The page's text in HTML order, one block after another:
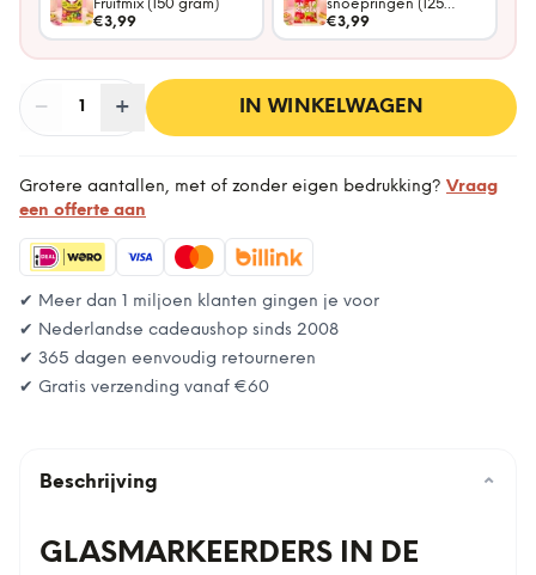
Fruitmix (150 gram)
€3,99
snoepringen (125
gram)
€3,99
− Aantal
1 + IN WINKELWAGEN
Grotere aantallen, met of zonder eigen bedrukking? Vraag
een offerte aan
✔ Meer dan 1 miljoen klanten gingen je voor
✔ Nederlandse cadeaushop sinds 2008
✔ 365 dagen eenvoudig retourneren
✔ Gratis verzending vanaf €60
Beschrijving ⌄
GLASMARKEERDERS IN DE